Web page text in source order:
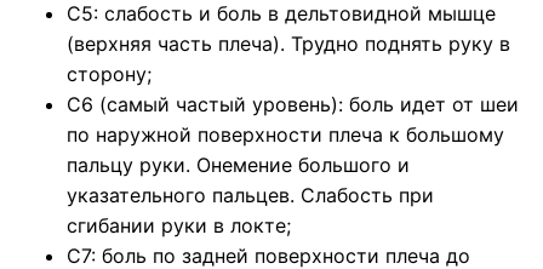
С5: слабость и боль в дельтовидной мышце
(верхняя часть плеча). Трудно поднять руку в
сторону;
С6 (самый частый уровень): боль идет от шеи
по наружной поверхности плеча к большому
пальцу руки. Онемение большого и
указательного пальцев. Слабость при
сгибании руки в локте;
С7: боль по задней поверхности плеча до